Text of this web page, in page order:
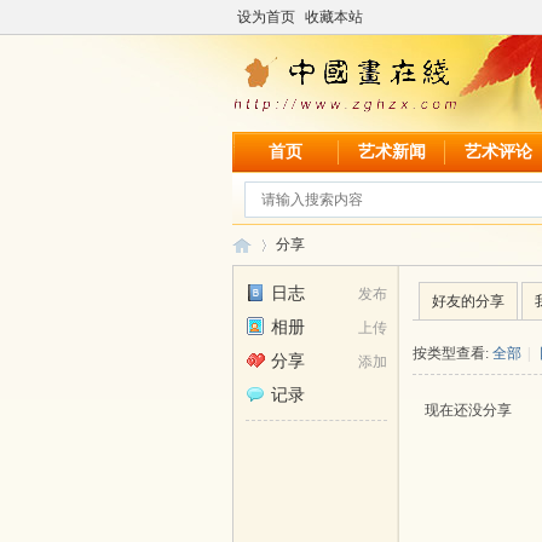
设为首页 收藏本站
首页 艺术新闻 艺术评论
分享
发布
日志
上传
相册
添加
分享
记录
好友的分享
按类型查看: 全部
现在还没分享